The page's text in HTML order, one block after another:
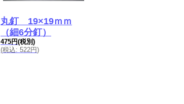
丸釘 19×19ｍｍ
（細6分釘）
475円(税別)
(税込: 522円)